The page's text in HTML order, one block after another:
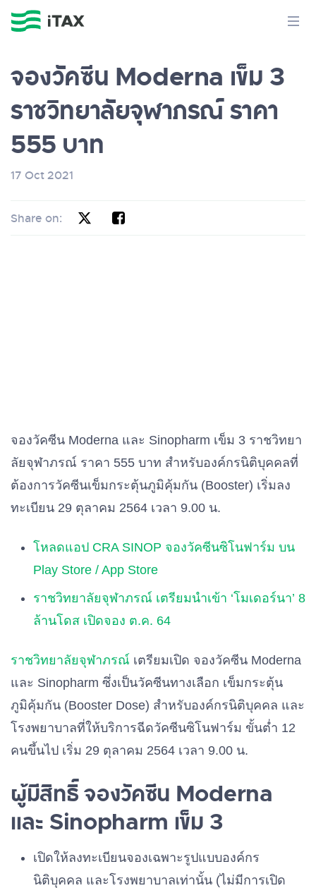
จองวัคซีน Moderna เข็ม 3
ราชวิทยาลัยจุฬาภรณ์ ราคา
555 บาท
17 Oct 2021
Share on:
จองวัคซีน Moderna และ Sinopharm เข็ม 3 ราชวิทยา
ลัยจุฬาภรณ์ ราคา 555 บาท สำหรับองค์กรนิติบุคคลที่
ต้องการวัคซีนเข็มกระตุ้นภูมิคุ้มกัน (Booster) เริ่มลง
ทะเบียน 29 ตุลาคม 2564 เวลา 9.00 น.
โหลดแอป CRA SINOP จองวัคซีนซิโนฟาร์ม บน
Play Store / App Store
ราชวิทยาลัยจุฬาภรณ์ เตรียมนำเข้า ‘โมเดอร์นา’ 8
ล้านโดส เปิดจอง ต.ค. 64
ราชวิทยาลัยจุฬาภรณ์ เตรียมเปิด จองวัคซีน Moderna
และ Sinopharm ซึ่งเป็นวัคซีนทางเลือก เข็มกระตุ้น
ภูมิคุ้มกัน (Booster Dose) สำหรับองค์กรนิติบุคคล และ
โรงพยาบาลที่ให้บริการฉีดวัคซีนซิโนฟาร์ม ขั้นต่ำ 12
คนขึ้นไป เริ่ม 29 ตุลาคม 2564 เวลา 9.00 น.
ผู้มีสิทธิ์ จองวัคซีน Moderna
และ Sinopharm เข็ม 3
เปิดให้ลงทะเบียนจองเฉพาะรูปแบบองค์กร
นิติบุคคล และโรงพยาบาลเท่านั้น (ไม่มีการเปิด